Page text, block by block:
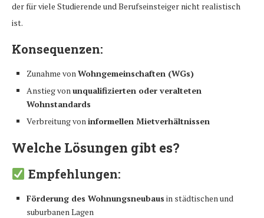
der für viele Studierende und Berufseinsteiger nicht realistisch
ist.
Konsequenzen:
Zunahme vonWohngemeinschaften (WGs)
Anstieg vonunqualifizierten oder veralteten
Wohnstandards
Verbreitung voninformellen Mietverhältnissen
Welche Lösungen gibt es?
Empfehlungen:
Förderung des Wohnungsneubaus in städtischen und
suburbanen Lagen